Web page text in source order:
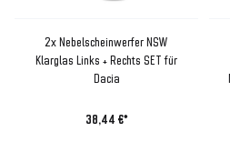
2x Nebelscheinwerfer NSW
Klarglas Links + Rechts SET für
Dacia
38,44 €*